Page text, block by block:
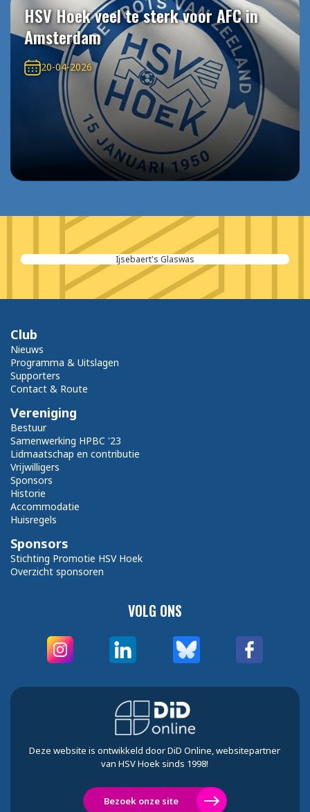
HSV Hoek veel te sterk voor AFC in
Amsterdam
20-04-2026
All Safety
VOLG ONS
Club
Nieuws
Programma & Uitslagen
Supporters
Contact & Route
Vereniging
Bestuur
Samenwerking HPBC '23
Lidmaatschap en contributie
Vrijwilligers
Sponsors
Historie
Accommodatie
Huisregels
Sponsors
Stichting Promotie HSV Hoek
Overzicht sponsoren
Deze website is ontwikkeld door DiD Online, websitepartner
van HSV Hoek sinds 1998!
Bezoek onze site